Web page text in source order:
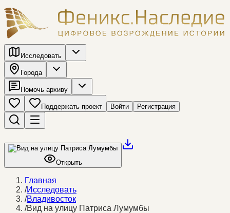
Исследовать
Города
Помочь архиву
Поддержать проект Войти Регистрация
Открыть
Главная
/Исследовать
/Владивосток
/Вид на улицу Патриса Лумумбы